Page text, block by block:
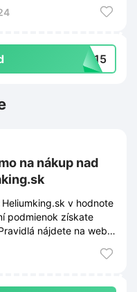
LW15
na nákup nad
v hodnote
podmienok získate
nájdete na webe